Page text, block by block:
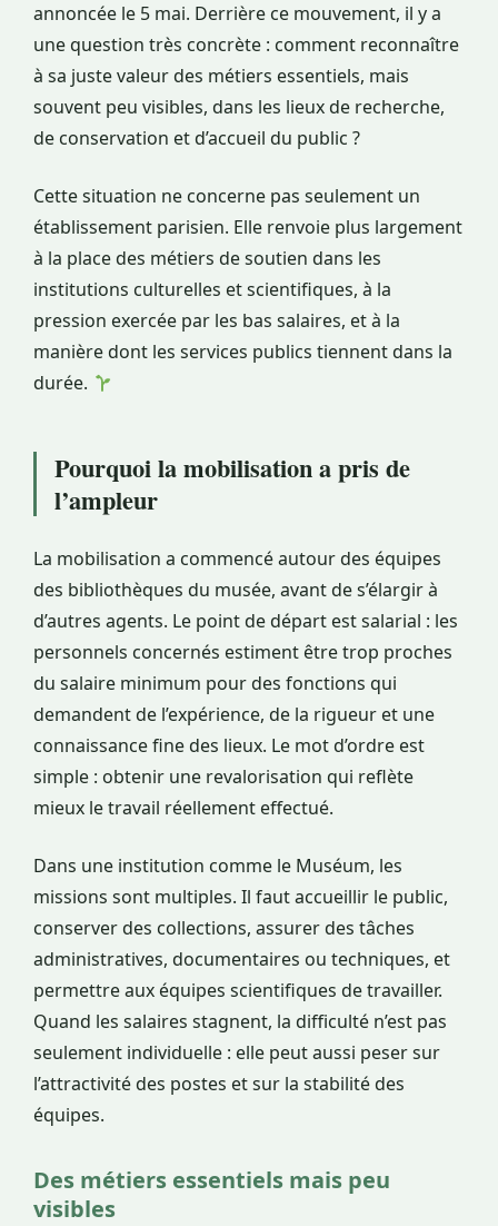
annoncée le 5 mai. Derrière ce mouvement, il y a
une question très concrète : comment reconnaître
à sa juste valeur des métiers essentiels, mais
souvent peu visibles, dans les lieux de recherche,
de conservation et d’accueil du public ?
Cette situation ne concerne pas seulement un
établissement parisien. Elle renvoie plus largement
à la place des métiers de soutien dans les
institutions culturelles et scientifiques, à la
pression exercée par les bas salaires, et à la
manière dont les services publics tiennent dans la
durée.
Pourquoi la mobilisation a pris de
l’ampleur
La mobilisation a commencé autour des équipes
des bibliothèques du musée, avant de s’élargir à
d’autres agents. Le point de départ est salarial : les
personnels concernés estiment être trop proches
du salaire minimum pour des fonctions qui
demandent de l’expérience, de la rigueur et une
connaissance fine des lieux. Le mot d’ordre est
simple : obtenir une revalorisation qui reflète
mieux le travail réellement effectué.
Dans une institution comme le Muséum, les
missions sont multiples. Il faut accueillir le public,
conserver des collections, assurer des tâches
administratives, documentaires ou techniques, et
permettre aux équipes scientifiques de travailler.
Quand les salaires stagnent, la difficulté n’est pas
seulement individuelle : elle peut aussi peser sur
l’attractivité des postes et sur la stabilité des
équipes.
Des métiers essentiels mais peu
visibles